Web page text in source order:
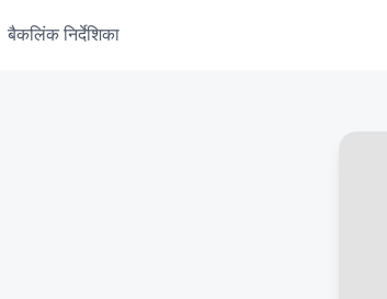
बैकलिंक निर्देशिका